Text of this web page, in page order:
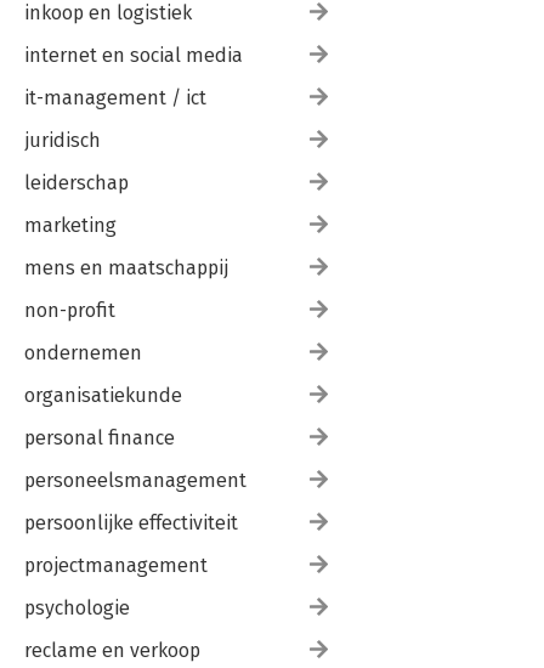
inkoop en logistiek
internet en social media
it-management / ict
juridisch
leiderschap
marketing
mens en maatschappij
non-profit
ondernemen
organisatiekunde
personal finance
personeelsmanagement
persoonlijke effectiviteit
projectmanagement
psychologie
reclame en verkoop